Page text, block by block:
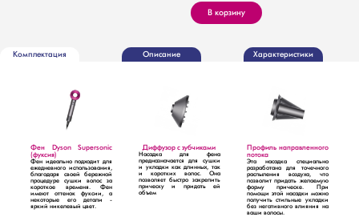
В корзину
Комплектация Описание Характеристики
Фен Dyson Supersonic
(фуксия)
Фен идеально подходит для
ежедневного использования,
благодаря своей бережной
процедуре сушки волос за
короткое временя. Фен
имеют оттенок фуксии, а
некоторые его детали -
яркий никелевый цвет.
Диффузор с зубчиками
Насадка для фена
предназначается для сушки
и укладки как длинных, так
и коротких волос. Она
позволяет быстро закрепить
прическу и придать ей
объем
Профиль направленного
потока
Эта насадка специально
разработана для точечного
распыления воздуха, что
позволит придать желаемую
форму прическе. При
помощи этой насадки можно
получить стильные укладки
без негативного влияния на
ваши волосы.